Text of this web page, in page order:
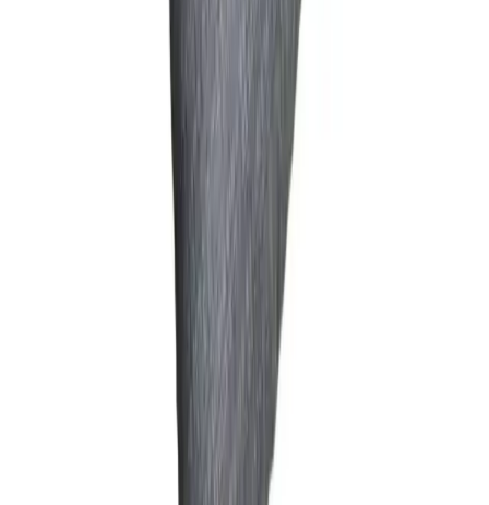
LALEZEN HOME 3'lü Amber Cam Şişe Seti ile
Modern ve Şık Banyo Dekorasyonu
LALEZEN HOME'un 3'lü amber cam şişe seti, şık tasarımı ve
dayanıklı malzemesiyle banyo dekorunuza estetik katarken pratik